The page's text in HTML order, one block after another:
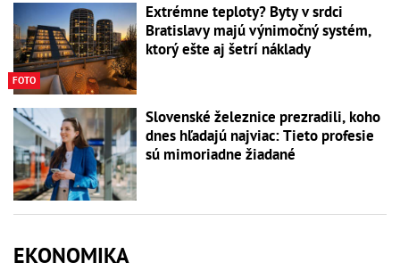
FOTO
Extrémne teploty? Byty v srdci
Bratislavy majú výnimočný systém,
ktorý ešte aj šetrí náklady
Slovenské železnice prezradili, koho
dnes hľadajú najviac: Tieto profesie
sú mimoriadne žiadané
EKONOMIKA